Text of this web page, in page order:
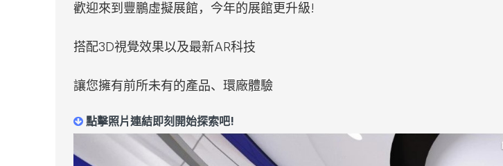
歡迎來到豐鵬虛擬展館，︀今年的展館更升級!
搭配3D視覺效果以及最新AR科技
讓您擁有前所未有的產品、︀環廠體驗
點擊照片連結即刻開始探索吧!